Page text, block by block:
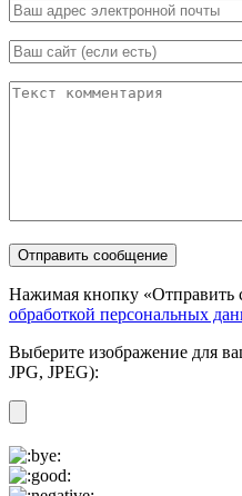
Нажимая кнопку «Отправить
обработкой персональных
Выберите изображение для
JPG, JPEG):